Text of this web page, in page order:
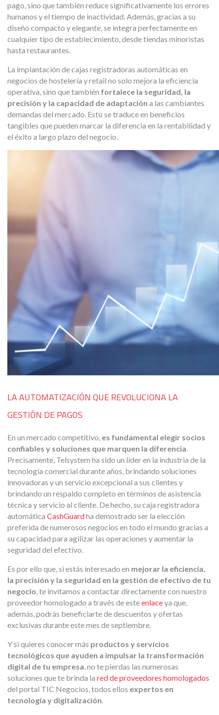
pago, sino que también reduce significativamente los errores
humanos y el tiempo de inactividad. Además, gracias a su
diseño compacto y elegante, se integra perfectamente en
cualquier tipo de establecimiento, desde tiendas minoristas
hasta restaurantes.
La implantación de cajas registradoras automáticas en
negocios de hostelería y retail no solo mejora la eficiencia
operativa, sino que también fortalece la seguridad, la
precisión y la capacidad de adaptación a las cambiantes
demandas del mercado. Esto se traduce en beneficios
tangibles que pueden marcar la diferencia en la rentabilidad y
el éxito a largo plazo del negocio.
LA AUTOMATIZACIÓN QUE REVOLUCIONA LA
GESTIÓN DE PAGOS
En un mercado competitivo, es fundamental elegir socios
confiables y soluciones que marquen la diferencia.
Precisamente, Telsystem ha sido un líder en la industria de la
tecnología comercial durante años, brindando soluciones
innovadoras y un servicio excepcional a sus clientes y
brindando un respaldo completo en términos de asistencia
técnica y servicio al cliente. De hecho, su caja registradora
automática CashGuardha demostrado ser la elección
preferida de numerosos negocios en todo el mundo gracias a
su capacidad para agilizar las operaciones y aumentar la
seguridad del efectivo.
Es por ello que, si estás interesado en mejorar la eficiencia,
la precisión y la seguridad en la gestión de efectivo de tu
negocio, te invitamos a contactar directamente con nuestro
proveedor homologado a través de esteenlaceya que,
además, podrás beneficiarte de descuentos y ofertas
exclusivas durante este mes de septiembre.
Y si quieres conocer más productos y servicios
tecnológicos que ayuden a impulsar la transformación
digital de tu empresa, no te pierdas las numerosas
soluciones que te brinda la red de proveedores homologados
del portal TIC Negocios, todos ellos expertos en
tecnología y digitalización.